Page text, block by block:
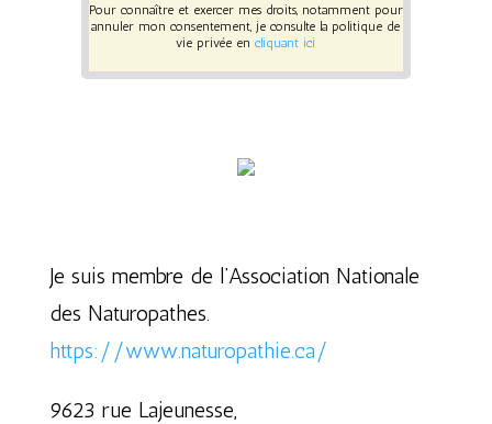
Pour connaître et exercer mes droits, notamment pour
annuler mon consentement, je consulte la politique de
vie privée encliquant ici
Je suis membre de l’Association Nationale
des Naturopathes.
https://www.naturopathie.ca/
9623 rue Lajeunesse,